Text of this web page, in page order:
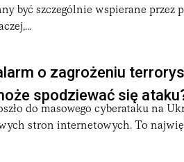
być szczególnie wspierane przez
o zagrożeniu
spodziewać się
do masowego cyberataku na
stron internetowych. To